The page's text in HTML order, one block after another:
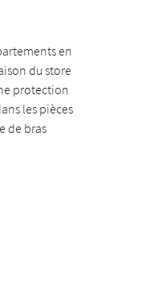
en
du store
protection
les pièces
de bras